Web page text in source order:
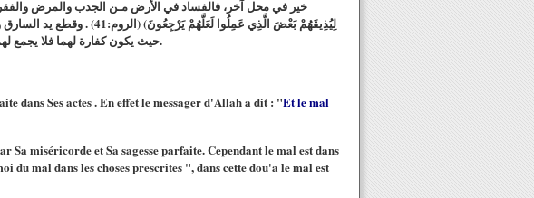
خير في محل آخر، فالفساد في الأرض مـن الجدب والمرض
لِيُذِيقَهُمْ بَعْضَ الَّذِي عَمِلُوا
حيث يكون كفارة لهما فلا يجمع لهما بين عقوبتي الدنيا والآخرة، وهو أيضاً خير في محل آخر، حيث إن فيه حماية الأموال والأعراض والأنساب.
dans Ses actes . En effet le messager d'Allah a dit : "Et le mal
miséricorde et Sa sagesse parfaite. Cependant le mal est dans
mal dans les choses prescrites ", dans cette dou'a le mal est